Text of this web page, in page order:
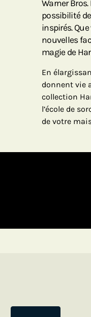
Warner
possibilité
inspirés.
nouvelles
magie de
En
donnent vie
collection
l’école de
de votre